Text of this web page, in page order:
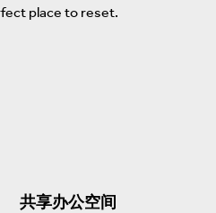
place to reset.
共享办公空间